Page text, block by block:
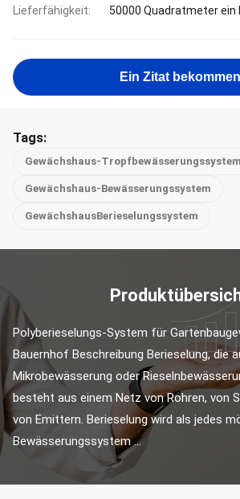
Lieferfähigkeit: 50000 Quadratmeter ein
Ein Zitat bekommen
Tags:
Gewächshaus-Tropfbewässerungssystem
Gewächshaus-Bewässerungssystem
GewächshausBerieselungssystem
Polyberieselungs-System für
Bauernhof Beschreibung Berieselung, die
Mikrobewässerung oder
besteht aus einem Netz von Rohren, von
von Emittern. Berieselung wird als jedes
Bewässerungssystem ...